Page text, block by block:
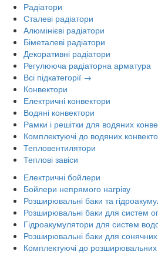
Радіатори
Сталеві радіатори
Алюмінієві радіатори
Біметалеві радіатори
Декоративні радіатори
Регулююча радіаторна арматура
Всі підкатегорії →
Конвектори
Електричні конвектори
Водяні конвектори
Рамки і решітки для водяних
Комплектуючі до водяних
Тепловентилятори
Теплові завіси
Електричні бойлери
Бойлери непрямого нагріву
Розширювальні баки та
Розширювальні баки для систем
Гідроакумулятори для систем
Розширювальні баки для
Комплектуючі до розширювальних